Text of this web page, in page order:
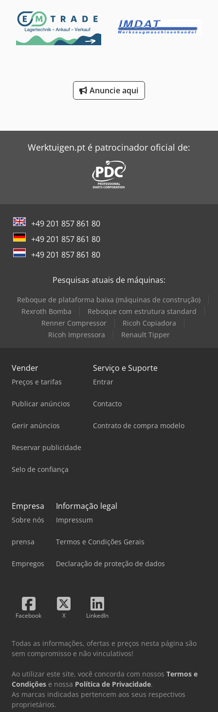
Anuncie aqui
Werktuigen.pt é patrocinador oficial de:
+49 201 857 861 80
+49 201 857 861 80
+49 201 857 861 80
Pesquisas atuais de máquinas:
Reboque de plataforma baixa (máquinas de construção)
Rexroth Bomba
Reboque com estrutura standard
Renner Compressor
Ricoh Copiadora
Ricoh Impressora
Renault Tipper
Vender
Preços e tarifas
Publicar anúncios
Gerir anúncios
Reservar publicidade
Selo de confiança
Serviço e Suporte
Entrar
Contacto
Contrato de compra modelo
Empresa
Sobre nós
prensa
Empregos
Informação legal
Impressum
Termos e Condições Gerais
Declaração de proteção de dados
Facebook X LinkedIn
Todas as informações, ofertas e preços nesta página são
sem compromisso e não vinculativos!
Ao utilizar este site, você concorda com nossos Termos e
Condições e nossa Política de Privacidade.
As marcas indicadas pertencem aos seus respectivos
proprietários.